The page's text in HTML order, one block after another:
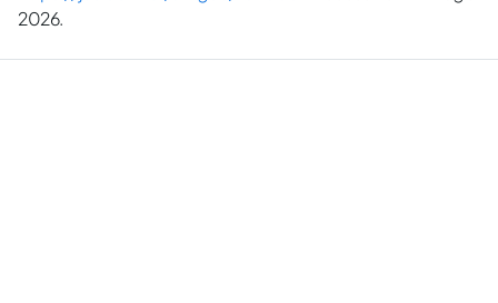
2026.